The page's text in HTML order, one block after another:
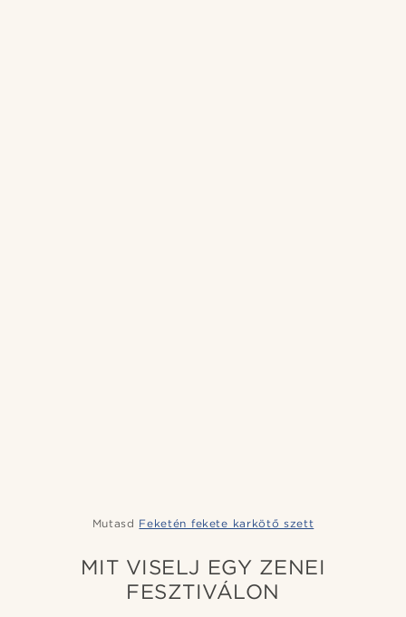
Mutasd Feketén fekete karkötő szett
MIT VISELJ EGY ZENEI
FESZTIVÁLON